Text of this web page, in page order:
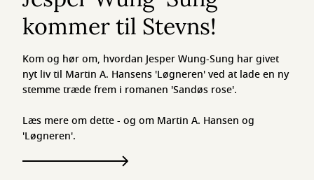
kommer til Stevns!
Kom og hør om, hvordan Jesper Wung-Sung har givet
nyt liv til Martin A. Hansens 'Løgneren' ved at lade en ny
stemme træde frem i romanen 'Sandøs rose'.
Læs mere om dette - og om Martin A. Hansen og
'Løgneren'.